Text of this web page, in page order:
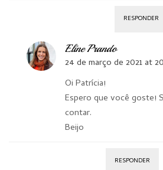
RESPONDER
Eline Prando
24 de março de 2021 at
Oi Patrícia!
Espero que você goste!
contar.
Beijo
RESPONDER